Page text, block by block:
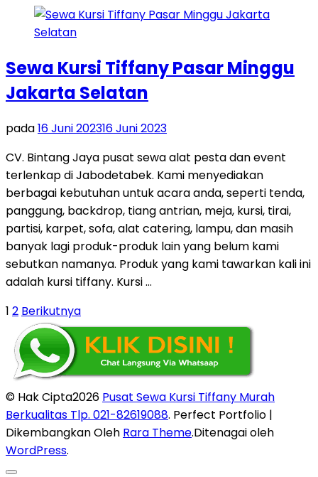
Sewa Kursi Tiffany Pasar Minggu
Jakarta Selatan
pada16 Juni 202316 Juni 2023
CV. Bintang Jaya pusat sewa alat pesta dan event
terlenkap di Jabodetabek. Kami menyediakan
berbagai kebutuhan untuk acara anda, seperti tenda,
panggung, backdrop, tiang antrian, meja, kursi, tirai,
partisi, karpet, sofa, alat catering, lampu, dan masih
banyak lagi produk-produk lain yang belum kami
sebutkan namanya. Produk yang kami tawarkan kali ini
adalah kursi tiffany. Kursi …
Paginasi
pos
Halaman
1 Halaman
2 Berikutnya
© Hak Cipta2026 Pusat Sewa Kursi Tiffany Murah
Berkualitas Tlp. 021-82619088. Perfect Portfolio |
Dikembangkan Oleh Rara Theme.Ditenagai oleh
WordPress.